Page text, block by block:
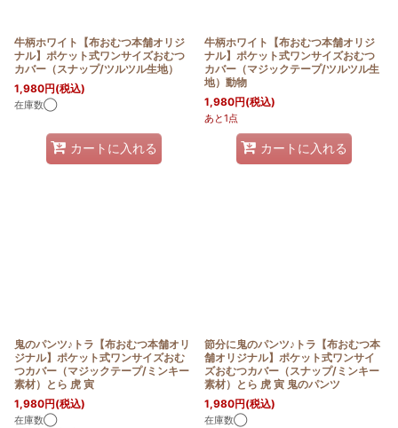
牛柄ホワイト【布おむつ本舗オリジ
ナル】ポケット式ワンサイズおむつ
カバー（スナップ/ツルツル生地）
1,980円(税込)
在庫数◯
カートに入れる
牛柄ホワイト【布おむつ本舗オリジ
ナル】ポケット式ワンサイズおむつ
カバー（マジックテープ/ツルツル生
地）動物
1,980円(税込)
あと1点
カートに入れる
鬼のパンツ♪トラ【布おむつ本舗オリ
ジナル】ポケット式ワンサイズおむ
つカバー（マジックテープ/ミンキー
素材）とら 虎 寅
1,980円(税込)
在庫数◯
節分に鬼のパンツ♪トラ【布おむつ本
舗オリジナル】ポケット式ワンサイ
ズおむつカバー（スナップ/ミンキー
素材）とら 虎 寅 鬼のパンツ
1,980円(税込)
在庫数◯